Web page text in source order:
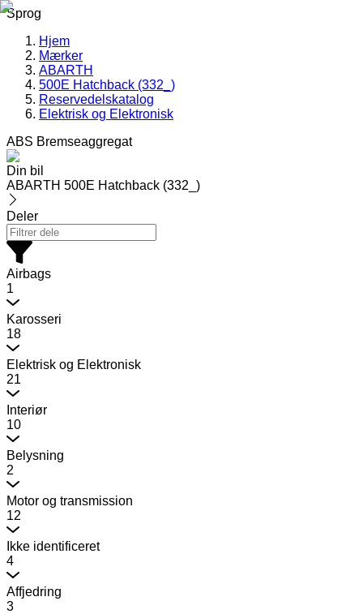
Sprog
Hjem
Mærker
ABARTH
500E Hatchback (332_)
Reservedelskatalog
Elektrisk og Elektronisk
ABS Bremseaggregat
Din bil
ABARTH 500E Hatchback (332_)
Deler
Airbags
1
Karosseri
18
Elektrisk og Elektronisk
21
Interiør
10
Belysning
2
Motor og transmission
12
Ikke identificeret
4
Affjedring
3